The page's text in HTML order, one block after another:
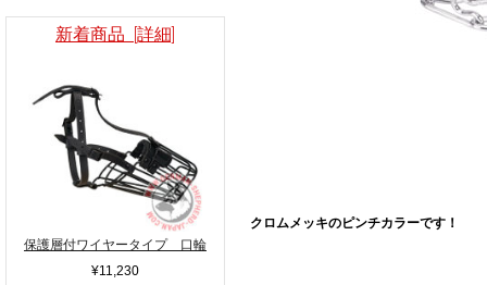
新着商品 [詳細]
保護層付ワイヤータイプ 口輪
¥11,230
クロムメッキのピンチカラーです！